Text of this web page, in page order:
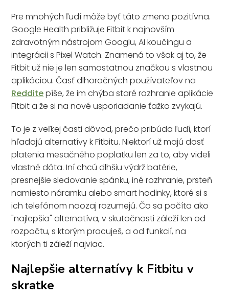
Pre mnohých ľudí môže byť táto zmena pozitívna.
Google Health približuje Fitbit k najnovším
zdravotným nástrojom Googlu, AI koučingu a
integrácii s Pixel Watch. Znamená to však aj to, že
Fitbit už nie je len samostatnou značkou s vlastnou
aplikáciou. Časť dlhoročných používateľov na
Redditepíše, že im chýba staré rozhranie aplikácie
Fitbit a že si na nové usporiadanie ťažko zvykajú.
To je z veľkej časti dôvod, prečo pribúda ľudí, ktorí
hľadajú alternatívy k Fitbitu. Niektorí už majú dosť
platenia mesačného poplatku len za to, aby videli
vlastné dáta. Iní chcú dlhšiu výdrž batérie,
presnejšie sledovanie spánku, iné rozhranie, prsteň
namiesto náramku alebo smart hodinky, ktoré si s
ich telefónom naozaj rozumejú. Čo sa počíta ako
"najlepšia" alternatíva, v skutočnosti záleží len od
rozpočtu, s ktorým pracuješ, a od funkcií, na
ktorých ti záleží najviac.
Najlepšie alternatívy k Fitbitu v
skratke